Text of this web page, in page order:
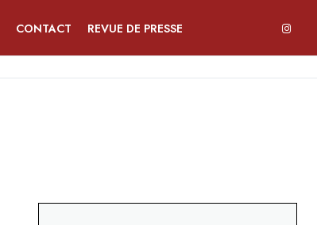
CONTACT REVUE DE PRESSE